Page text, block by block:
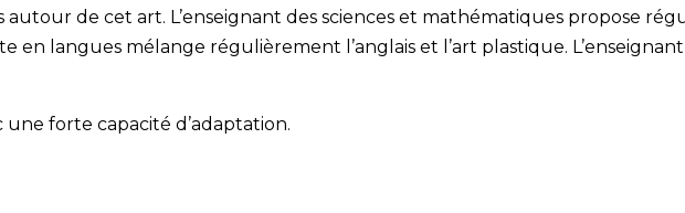
de cet art. L’enseignant des sciences et mathématiques propose
en langues mélange régulièrement l’anglais et l’art plastique.
une forte capacité d’adaptation.